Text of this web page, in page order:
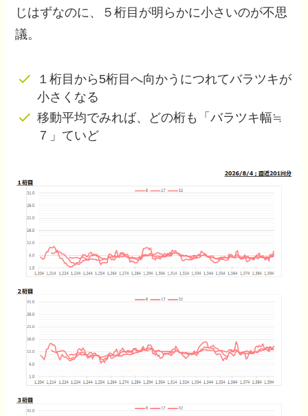
じはずなのに、５桁目が明らかに小さいのが不思
議。
１桁目から5桁目へ向かうにつれてバラツキが
小さくなる
移動平均でみれば、どの桁も「バラツキ幅≒
７」ていど